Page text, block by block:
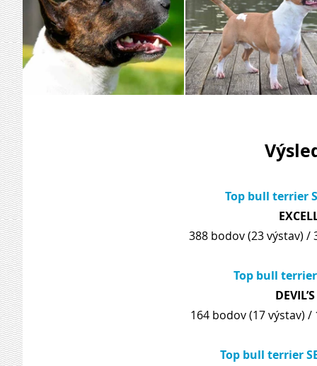
Top bull terrier
388 bodov (23 výstav) /
Top bull terrier
164 bodov (17 výstav)
Top bull terrier